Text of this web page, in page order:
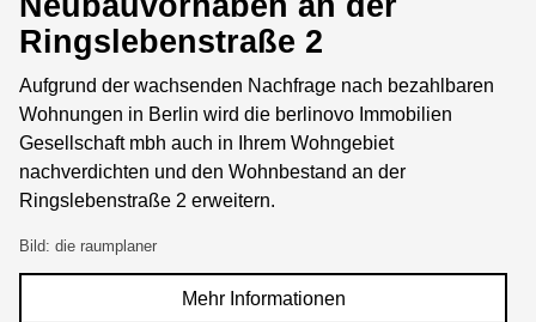
Ringslebenstraße 2
Aufgrund der wachsenden Nachfrage nach bezahlbaren
Wohnungen in Berlin wird die berlinovo Immobilien
Gesellschaft mbh auch in Ihrem Wohngebiet
nachverdichten und den Wohnbestand an der
Ringslebenstraße 2 erweitern.
Bild: die raumplaner
Mehr Informationen